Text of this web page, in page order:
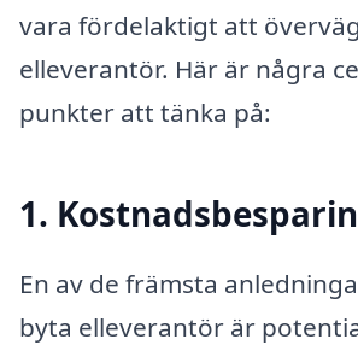
vara fördelaktigt att
elleverantör. Här är några
punkter att tänka på:
1.
En av de främsta
byta elleverantör är